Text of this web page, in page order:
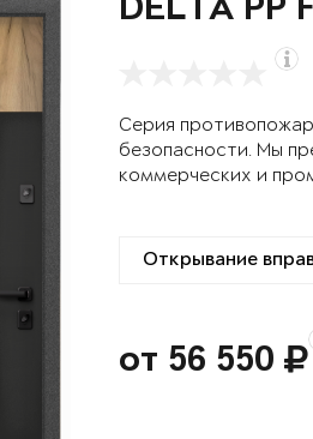
DELTA PP
Серия
безопасности. Мы
коммерческих и
от 56 550